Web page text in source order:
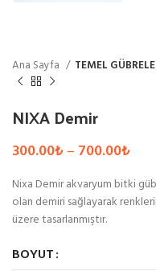
Ana Sayfa TEMEL
NIXA Demir
300.00₺– 700.00₺Fiyat
-
Nixa Demir akvaryum bitki
olan demiri sağlayarak
üzere tasarlanmıştır.
BOYUT